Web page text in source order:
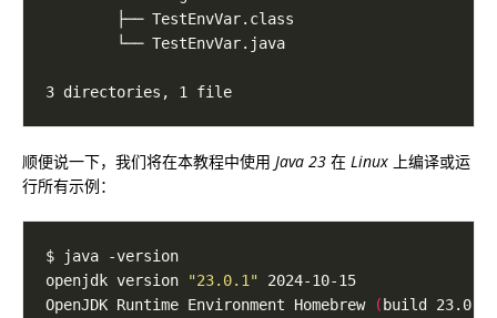
顺便说一下，我们将在本教程中使用 Java 23 在 Linux 上编译或运
行所有示例：
openjdk version
"23.0.1"
OpenJDK Runtime Environment Homebrew
( build 23.0.1